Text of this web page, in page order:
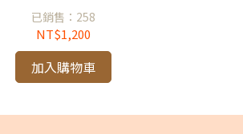
已銷售：258
NT$1,200
加入購物車